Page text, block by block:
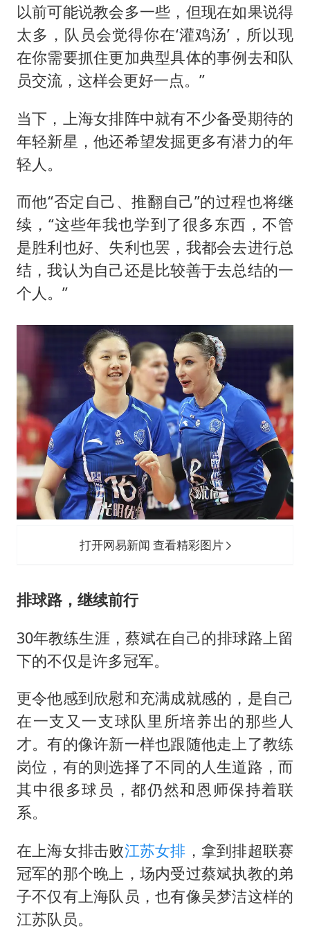
以前可能说教会多一些，但现在如果说得
太多，队员会觉得你在‘灌鸡汤’，所以现
在你需要抓住更加典型具体的事例去和队
员交流，这样会更好一点。”
当下，上海女排阵中就有不少备受期待的
年轻新星，他还希望发掘更多有潜力的年
轻人。
而他“否定自己、推翻自己”的过程也将继
续，“这些年我也学到了很多东西，不管
是胜利也好、失利也罢，我都会去进行总
结，我认为自己还是比较善于去总结的一
个人。”
打开网易新闻 查看精彩图片
排球路，继续前行
30年教练生涯，蔡斌在自己的排球路上留
下的不仅是许多冠军。
更令他感到欣慰和充满成就感的，是自己
在一支又一支球队里所培养出的那些人
才。有的像许新一样也跟随他走上了教练
岗位，有的则选择了不同的人生道路，而
其中很多球员，都仍然和恩师保持着联
系。
在上海女排击败江苏女排 ，拿到排超联赛
冠军的那个晚上，场内受过蔡斌执教的弟
子不仅有上海队员，也有像吴梦洁这样的
江苏队员。